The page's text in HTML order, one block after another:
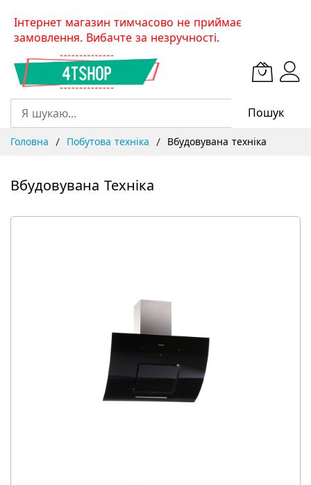
SkipІнтернет магазин тимчасово не приймає
замовлення. Вибачте за незручності.
Пошук
Головна Побутова техніка Вбудовувана техніка
Вбудовувана Техніка